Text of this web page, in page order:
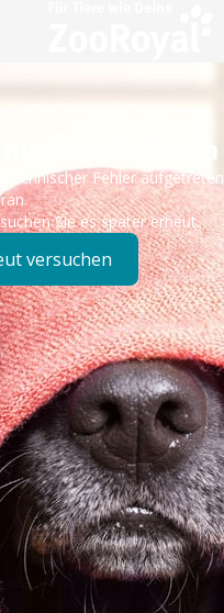
Problem
technischer Fehler aufgetreten
Sie es später erneut.
versuchen